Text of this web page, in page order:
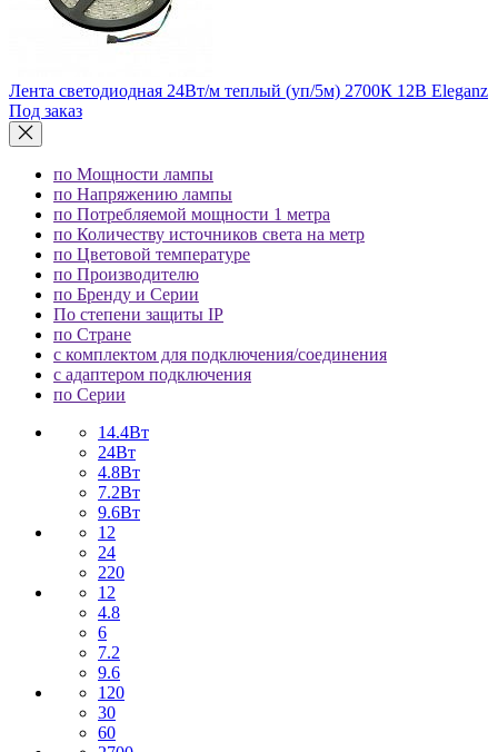
Лента светодиодная 24Вт/м теплый (уп/5м) 2700К 12В Eleganz
Под заказ
по Мощности лампы
по Напряжению лампы
по Потребляемой мощности 1 метра
по Количеству источников света на метр
по Цветовой температуре
по Производителю
по Бренду и Серии
По степени защиты IP
по Стране
с комплектом для подключения/соединения
с адаптером подключения
по Серии
14.4Вт
24Вт
4.8Вт
7.2Вт
9.6Вт
12
24
220
12
4.8
6
7.2
9.6
120
30
60